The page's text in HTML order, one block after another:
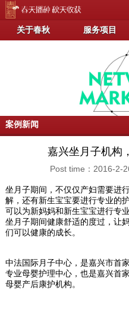
关于春秋 服务项目
案例新闻
嘉兴坐月子机构
Post time：2016-2-
坐月子期间，不仅仅产妇需要进
解，还有新生宝宝要进行专业的
可以为新妈妈和新生宝宝进行专
坐月子期间健康舒适的度过，让
们可以健康的成长。
中法国际月子中心，是嘉兴市首
专业母婴护理中心，也是嘉兴首
母婴产后康护机构。